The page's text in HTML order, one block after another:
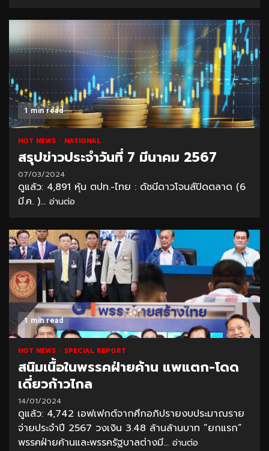
1 min read
HOT NEWS NATIONAL
สรุปข่าวประจำวันที่ 7 มีนาคม 2567
07/03/2024
ดูแล้ว: 4,891 หุ้น ตปท.-ไทย : ดัชนีดาวโจนส์ปิดตลาด (6
มี.ค. )... อ่านต่อ
1 min read
HOT NEWS SPECIAL REPORT
สนิมเนื้อในพรรคฝ่ายค้าน แพแตก-โดด
เดี่ยวก้าวไกล
14/01/2024
ดูแล้ว: 4,742 เอฟเฟกต์จากศึกอภิปรายงบประมาณราย
จ่ายประจำปี 2567 วงเงิน 3.48 ล้านล้านบาท “ยกแรก”
พรรคฝ่ายค้านและพรรครัฐบาลต่างมี... อ่านต่อ